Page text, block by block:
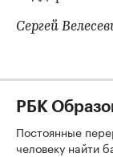
Сергей
РБК
Постоянные
человеку найти